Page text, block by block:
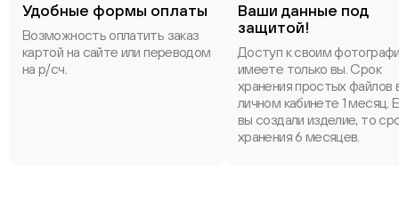
Удобные формы оплаты
Возможность оплатить заказ
картой на сайте или переводом
на р/сч.
Ваши данные под
защитой!
Доступ к своим
имеете только вы. Срок
хранения простых файлов
личном кабинете 1 месяц.
вы создали изделие, то
хранения 6 месяцев.